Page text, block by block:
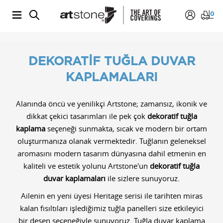
0
DEKORATİF TUĞLA DUVAR
KAPLAMALARI
Alanında öncü ve yenilikçi Artstone; zamansız, ikonik ve
dikkat çekici tasarımları ile pek çok dekoratif tuğla
kaplama seçeneği sunmakta, sıcak ve modern bir ortam
oluşturmanıza olanak vermektedir. Tuğlanın geleneksel
aromasını modern tasarım dünyasına dahil etmenin en
kaliteli ve estetik yolunu Artstone'un dekoratif tuğla
duvar kaplamaları ile sizlere sunuyoruz.
Ailenin en yeni üyesi Heritage serisi ile tarihten miras
kalan fısıltıları işlediğimiz tuğla panelleri size etkileyici
bir desen seçeneğiyle sunuyoruz. Tuğla duvar kaplama